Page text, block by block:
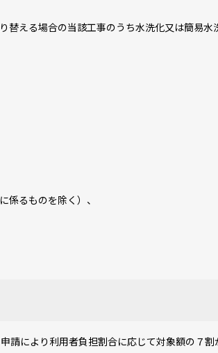
替える場合の当該工事のうち水洗化又は簡易水
係るものを除く）、
請により利用者負担割合に応じて対象額の７割